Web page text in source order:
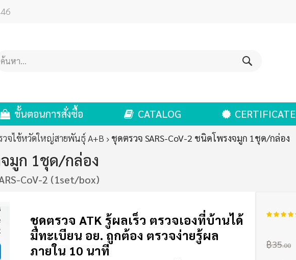
ขั้นตอนการสั่งซื้อ CATALOG CERTIFICATE
วจไข้หวัดใหญ่สายพันธุ์ A+B ชุดตรวจ SARS-CoV-2 ชนิดโพรงจมูก 1ชุด/กล่อง
จมูก 1ชุด/กล่อง
CoV-2 (1set/box)
ชุดตรวจ ATK รู้ผลเร็ว ตรวจเองที่บ้านได้
มีทะเบียน อย. ถูกต้อง ตรวจง่ายรู้ผล
ภายใน 10 นาที
อันดับ:
฿35.00